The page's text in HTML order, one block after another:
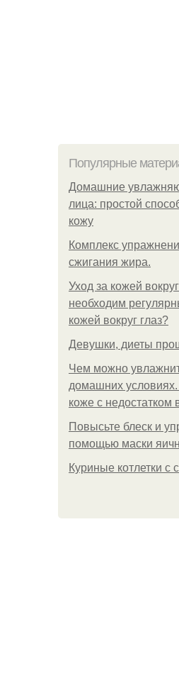
Популярные
Домашние
лица: простой
кожу
Комплекс
сжигания жира.
Уход за кожей
необходим
кожей вокруг глаз?
Девушки, диеты
Чем можно
домашних
коже с недостатком
Повысьте блеск и
помощью маски
Куриные котлетки с